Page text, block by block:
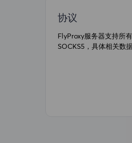
协议
FlyProxy服务器支持所
SOCKS5，具体相关数